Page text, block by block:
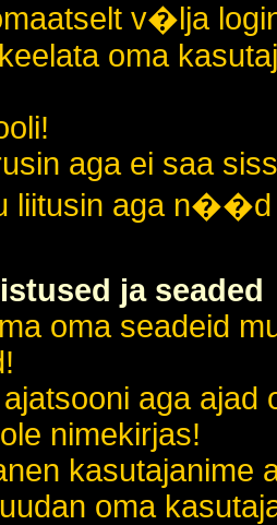
v�lja
oma
aga ei saa
liitusin aga n��d
ja seaded
oma seadeid
aga ajad
nimekirjas!
kasutajanime
oma